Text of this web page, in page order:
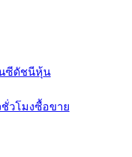
ซีดัชนีหุ้น
ชั่วโมงซื้อขาย